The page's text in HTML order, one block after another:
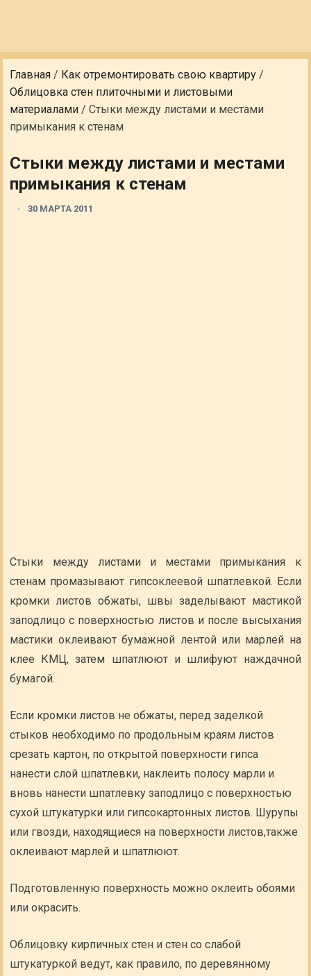
Главная / Как отремонтировать свою квартиру /
Облицовка стен плиточными и листовыми
материалами /Стыки между листами и местами
примыкания к стенам
Стыки между листами и местами
примыкания к стенам
30 МАРТА 2011
Стыки между листами и местами примыкания к
стенам промазывают гипсоклеевой шпатлевкой. Если
кромки листов обжаты, швы заделывают мастикой
заподлицо с поверхностью листов и после высыхания
мастики оклеивают бумажной лентой или марлей на
клее КМЦ, затем шпатлюют и шлифуют наждачной
бумагой.
Если кромки листов не обжаты, перед заделкой
стыков необходимо по продольным краям листов
срезать картон, по открытой поверхности гипса
нанести слой шпатлевки, наклеить полосу марли и
вновь нанести шпатлевку заподлицо с поверхностью
сухой штукатурки или гипсокартонных листов. Шурупы
или гвозди, находящиеся на поверхности листов,также
оклеивают марлей и шпатлюют.
Подготовленную поверхность можно оклеить обоями
или окрасить.
Облицовку кирпичных стен и стен со слабой
штукатуркой ведут, как правило, по деревянному